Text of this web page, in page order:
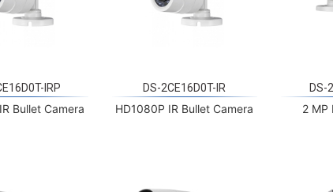
Bullet Camera HD1080P IR Bullet Camera 2